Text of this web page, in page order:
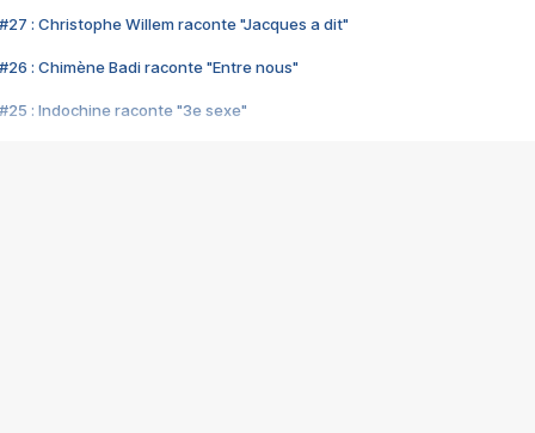
#27 : Christophe Willem raconte "Jacques a dit"
#26 : Chimène Badi raconte "Entre nous"
#25 : Indochine raconte "3e sexe"